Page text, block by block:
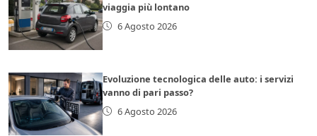
viaggia più lontano
6 Agosto 2026
Evoluzione tecnologica delle auto: i servizi
vanno di pari passo?
6 Agosto 2026